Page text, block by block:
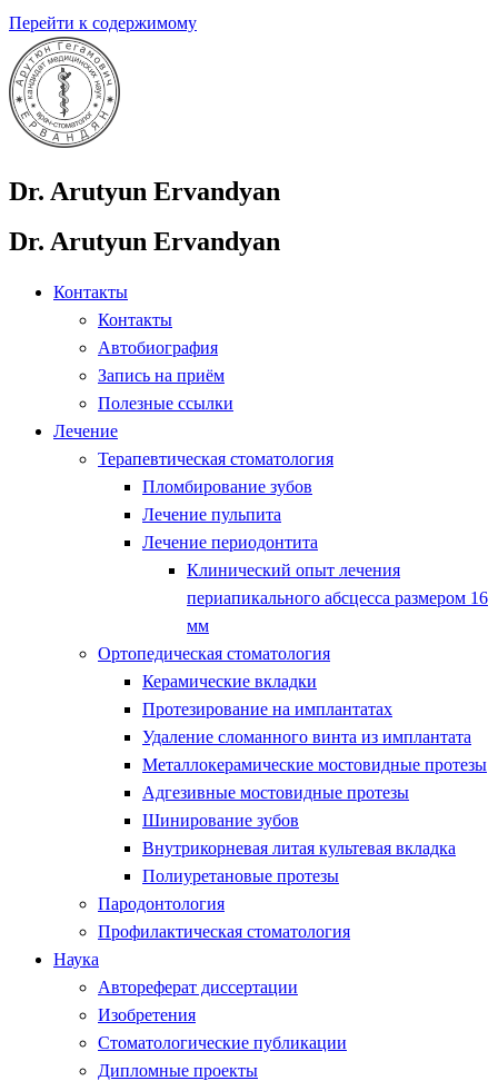
Перейти к содержимому
Dr. Arutyun Ervandyan
Dr. Arutyun Ervandyan
Контакты
Контакты
Автобиография
Запись на приём
Полезные ссылки
Лечение
Терапевтическая стоматология
Пломбирование зубов
Лечение пульпита
Лечение периодонтита
Клинический опыт лечения
периапикального абсцесса размером 16
мм
Ортопедическая стоматология
Керамические вкладки
Протезирование на имплантатах
Удаление сломанного винта из имплантата
Металлокерамические мостовидные протезы
Адгезивные мостовидные протезы
Шинирование зубов
Внутрикорневая литая культевая вкладка
Полиуретановые протезы
Пародонтология
Профилактическая стоматология
Наука
Автореферат диссертации
Изобретения
Стоматологические публикации
Дипломные проекты